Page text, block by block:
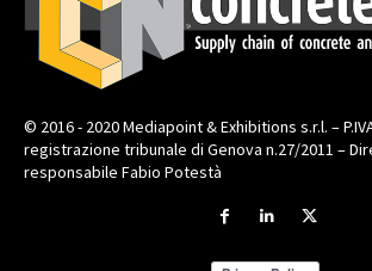
© 2016 - 2020 Mediapoint & Exhibitions s.r.l. –
registrazione tribunale di Genova n.27/2011 –
responsabile Fabio Potestà